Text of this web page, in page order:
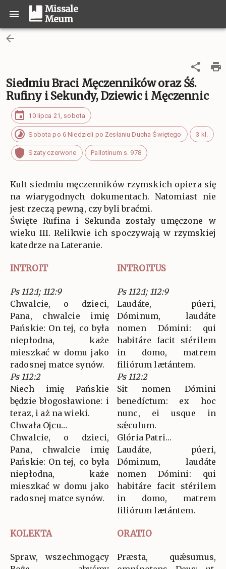
Missale
Meum
Siedmiu Braci Męczenników oraz Śś.
Rufiny i Sekundy, Dziewic i Męczennic
10 lipca 21, sobota
Sobota po 6 Niedzieli po Zesłaniu Ducha Świętego 3 kl.
Szaty czerwone Pallotinum s. 978
Kult siedmiu męczenników rzymskich opiera się
na wiarygodnych dokumentach. Natomiast nie
jest rzeczą pewną, czy byli braćmi.
Święte Rufina i Sekunda zostały umęczone w
wieku III. Relikwie ich spoczywają w rzymskiej
katedrze na Lateranie.
INTROIT INTROITUS
Ps 112:1; 112:9
Chwalcie, o dzieci,
Pana, chwalcie imię
Pańskie: On tej, co była
niepłodna, każe
mieszkać w domu jako
radosnej matce synów.
Ps 112:2
Niech imię Pańskie
będzie błogosławione: i
teraz, i aż na wieki.
Chwała Ojcu…
Chwalcie, o dzieci,
Pana, chwalcie imię
Pańskie: On tej, co była
niepłodna, każe
mieszkać w domu jako
radosnej matce synów.
Ps 112:1; 112:9
Laudáte, púeri,
Dóminum, laudáte
nomen Dómini: qui
habitáre facit stérilem
in domo, matrem
filiórum lætántem.
Ps 112:2
Sit nomen Dómini
benedíctum: ex hoc
nunc, ei usque in
sǽculum.
Glória Patri…
Laudáte, púeri,
Dóminum, laudáte
nomen Dómini: qui
habitáre facit stérilem
in domo, matrem
filiórum lætántem.
KOLEKTA ORATIO
Spraw, wszechmogący
Præsta, quǽsumus,